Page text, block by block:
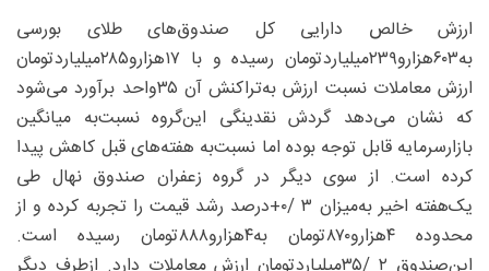
ارزش خالص دارایی کل صندوق‌های طلای بورسی
به‌۶۰۳‌هزارو۲۳۹‌میلیارد‌تومان رسیده و با ۱۷‌هزارو۲۸۵‌میلیارد‌تومان
ارزش معاملات نسبت ارزش به‌تراکنش آن ۳۵‌واحد برآورد می‌شود
که نشان می‌دهد گردش نقدینگی این‌گروه نسبت‌به میانگین
بازارسرمایه قابل توجه بوده اما نسبت‌به هفته‌های قبل کاهش پیدا
کرده است. از سوی دیگر در گروه زعفران صندوق نهال طی
یک‌هفته اخیر به‌میزان ۳ /۰+‌درصد رشد قیمت را تجربه کرده و از
محدوده ۴هزارو۸۷۰‌تومان به‌۴هزارو۸۸۸‌تومان رسیده است.